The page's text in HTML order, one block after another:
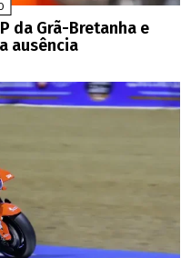
da Grã-Bretanha e
ausência